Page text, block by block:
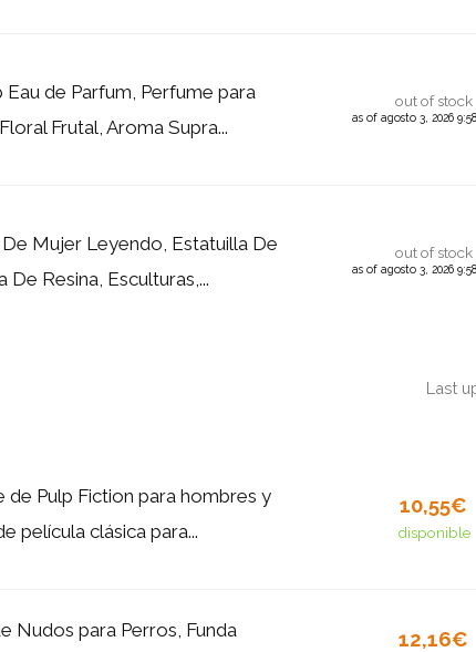
Eau de Parfum, Perfume para
Frutal, Aroma Supra...
out of stock
as of agosto 3, 2026
Mujer Leyendo, Estatuilla De
Resina, Esculturas,...
out of stock
as of agosto 3, 2026
Last
de Pulp Fiction para hombres y
película clásica para...
10,55€
disponible
Nudos para Perros, Funda
12,16€